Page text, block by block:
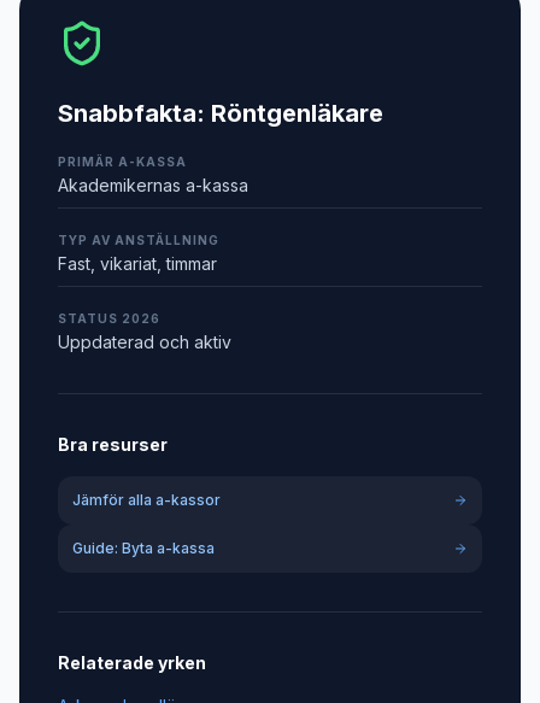
Snabbfakta: Röntgenläkare
PRIMÄR A-KASSA
Akademikernas a-kassa
TYP AV ANSTÄLLNING
Fast, vikariat, timmar
STATUS 2026
Uppdaterad och aktiv
Bra resurser
Jämför alla a-kassor
Guide: Byta a-kassa
Relaterade yrken